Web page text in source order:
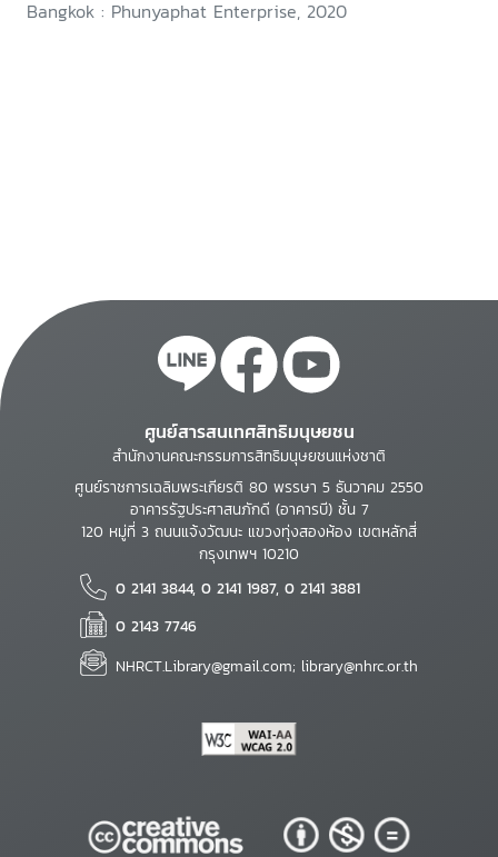
Bangkok : Phunyaphat Enterprise, 2020
ศูนย์สารสนเทศสิทธิมนุษยชน
สำนักงานคณะกรรมการสิทธิมนุษยชนแห่งชาติ
ศูนย์ราชการเฉลิมพระเกียรติ 80 พรรษา 5 ธันวาคม 2550
อาคารรัฐประศาสนภักดี (อาคารบี) ชั้น 7
120 หมู่ที่ 3 ถนนแจ้งวัฒนะ แขวงทุ่งสองห้อง เขตหลักสี่
กรุงเทพฯ 10210
0 2141 3844, 0 2141 1987, 0 2141 3881
0 2143 7746
NHRCT.Library@gmail.com; library@nhrc.or.th